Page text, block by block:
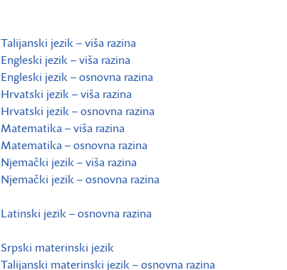
Talijanski jezik – viša razina
Engleski jezik – viša razina
Engleski jezik – osnovna razina
Hrvatski jezik – viša razina
Hrvatski jezik – osnovna razina
Matematika – viša razina
Matematika – osnovna razina
Njemački jezik – viša razina
Njemački jezik – osnovna razina
Latinski jezik – osnovna razina
Srpski materinski jezik
Talijanski materinski jezik – osnovna razina